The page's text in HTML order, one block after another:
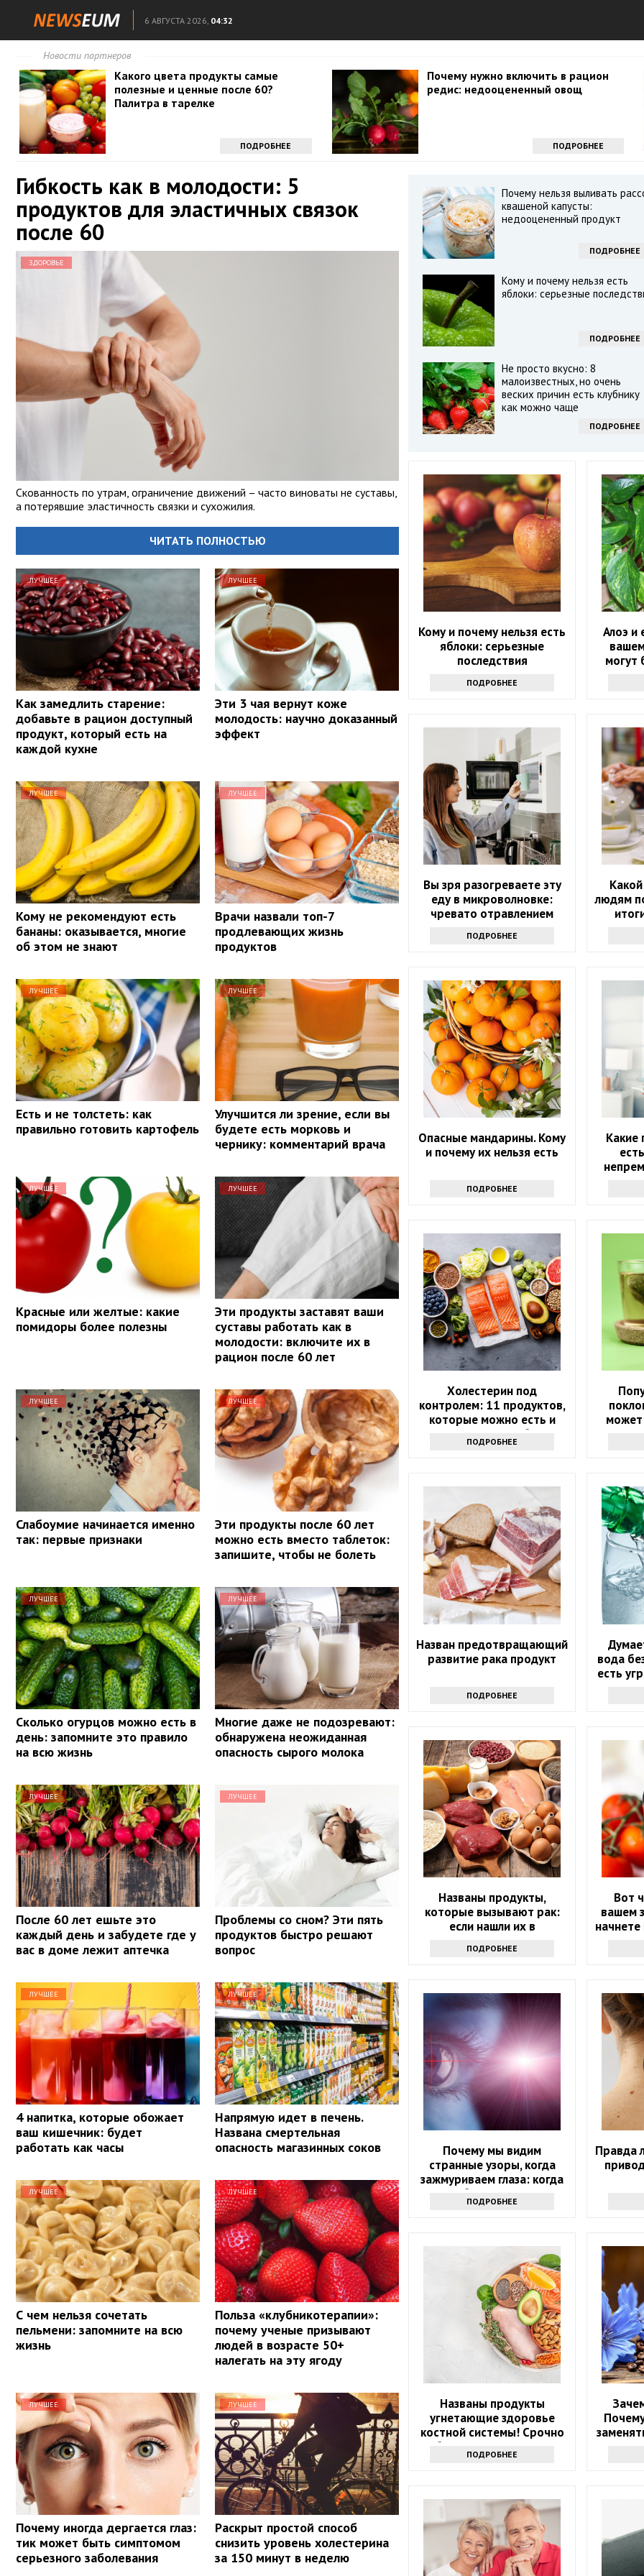
6 АВГУСТА 2026, 04:32
Новости партнеров
Какого цвета продукты самые
полезные и ценные после 60?
Палитра в тарелке
ПОДРОБНЕЕ
Почему нужно включить в рацион
редис: недооцененный овощ
ПОДРОБНЕЕ
Гибкость как в молодости: 5
продуктов для эластичных связок
после 60
ЗДОРОВЬЕ
Скованность по утрам, ограничение движений – часто виноваты не суставы,
а потерявшие эластичность связки и сухожилия.
ЧИТАТЬ ПОЛНОСТЬЮ
ЛУЧШЕЕ
Как замедлить старение:
добавьте в рацион доступный
продукт, который есть на
каждой кухне
ЛУЧШЕЕ
Эти 3 чая вернут коже
молодость: научно доказанный
эффект
ЛУЧШЕЕ
Кому не рекомендуют есть
бананы: оказывается, многие
об этом не знают
ЛУЧШЕЕ
Врачи назвали топ-7
продлевающих жизнь
продуктов
ЛУЧШЕЕ
Есть и не толстеть: как
правильно готовить картофель
ЛУЧШЕЕ
Улучшится ли зрение, если вы
будете есть морковь и
чернику: комментарий врача
ЛУЧШЕЕ
Красные или желтые: какие
помидоры более полезны
ЛУЧШЕЕ
Эти продукты заставят ваши
суставы работать как в
молодости: включите их в
рацион после 60 лет
ЛУЧШЕЕ
Слабоумие начинается именно
так: первые признаки
ЛУЧШЕЕ
Эти продукты после 60 лет
можно есть вместо таблеток:
запишите, чтобы не болеть
ЛУЧШЕЕ
Сколько огурцов можно есть в
день: запомните это правило
на всю жизнь
ЛУЧШЕЕ
Многие даже не подозревают:
обнаружена неожиданная
опасность сырого молока
ЛУЧШЕЕ
После 60 лет ешьте это
каждый день и забудете где у
вас в доме лежит аптечка
ЛУЧШЕЕ
Проблемы со сном? Эти пять
продуктов быстро решают
вопрос
ЛУЧШЕЕ
4 напитка, которые обожает
ваш кишечник: будет
работать как часы
ЛУЧШЕЕ
Напрямую идет в печень.
Названа смертельная
опасность магазинных соков
ЛУЧШЕЕ
С чем нельзя сочетать
пельмени: запомните на всю
жизнь
ЛУЧШЕЕ
Польза «клубникотерапии»:
почему ученые призывают
людей в возрасте 50+
налегать на эту ягоду
ЛУЧШЕЕ
Почему иногда дергается глаз:
тик может быть симптомом
серьезного заболевания
ЛУЧШЕЕ
Раскрыт простой способ
снизить уровень холестерина
за 150 минут в неделю
Почему нельзя выливать
квашеной капусты:
недооцененный продукт
ПОДРОБНЕЕ
Кому и почему нельзя есть
яблоки: серьезные
ПОДРОБНЕЕ
Не просто вкусно: 8
малоизвестных, но очень
веских причин есть клубнику
как можно чаще
ПОДРОБНЕЕ
Кому и почему нельзя есть
яблоки: серьезные
последствия
ПОДРОБНЕЕ
Алоэ и
могут
Вы зря разогреваете эту
еду в микроволновке:
чревато отравлением
ПОДРОБНЕЕ
людям
Опасные мандарины. Кому
и почему их нельзя есть
ПОДРОБНЕЕ
Какие
Холестерин под
контролем: 11 продуктов,
которые можно есть и
которых стоит избегать
ПОДРОБНЕЕ
может
Назван предотвращающий
развитие рака продукт
ПОДРОБНЕЕ
вода
есть
Названы продукты,
которые вызывают рак:
если нашли их в
выбрасывайте
ПОДРОБНЕЕ
Вот
вашем
Почему мы видим
странные узоры, когда
зажмуриваем глаза: когда
стоит обратиться к врачу
ПОДРОБНЕЕ
Правда
Названы продукты
угнетающие здоровье
костной системы! Срочно
уберите их из рациона
ПОДРОБНЕЕ